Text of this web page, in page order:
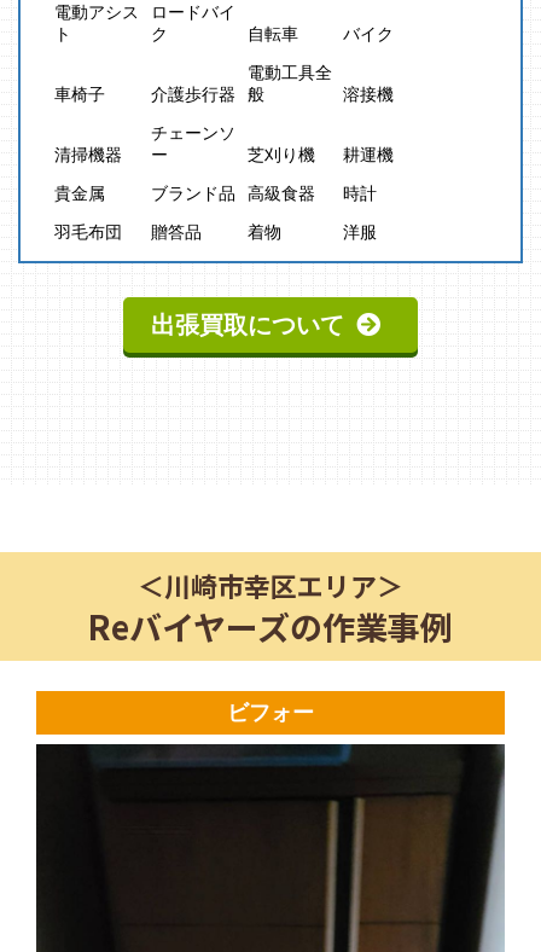
電動アシス
ト
ロードバイ
ク
自転車 バイク
車椅子 介護歩行器
電動工具全
般
溶接機
清掃機器
チェーンソ
ー
芝刈り機
耕運機
貴金属
ブランド品 高級食器
時計
羽毛布団
贈答品 着物 洋服
出張買取について
＜川崎市幸区エリア＞
Reバイヤーズの作業事例
ビフォー